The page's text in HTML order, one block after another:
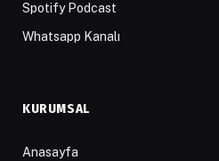
Spotify Podcast
Whatsapp Kanalı
KURUMSAL
Anasayfa